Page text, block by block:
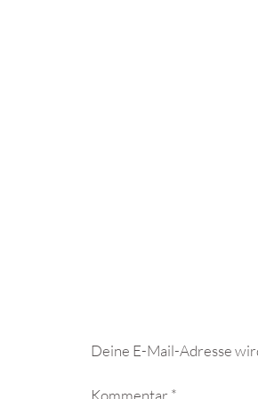
Deine E-Mail-Adresse
Kommentar *